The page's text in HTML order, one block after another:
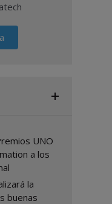
UNO
a los
la
buenas